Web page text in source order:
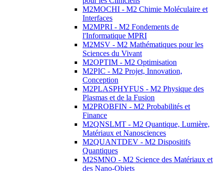
M2MOCHI - M2 Chimie Moléculaire et
Interfaces
M2MPRI - M2 Fondements de
l'Informatique MPRI
M2MSV - M2 Mathématiques pour les
Sciences du Vivant
M2OPTIM - M2 Optimisation
M2PIC - M2 Projet, Innovation,
Conception
M2PLASPHYFUS - M2 Physique des
Plasmas et de la Fusion
M2PROBFIN - M2 Probabilités et
Finance
M2QNSLMT - M2 Quantique, Lumière,
Matériaux et Nanosciences
M2QUANTDEV - M2 Dispositifs
Quantiques
M2SMNO - M2 Science des Matériaux et
des Nano-Objets